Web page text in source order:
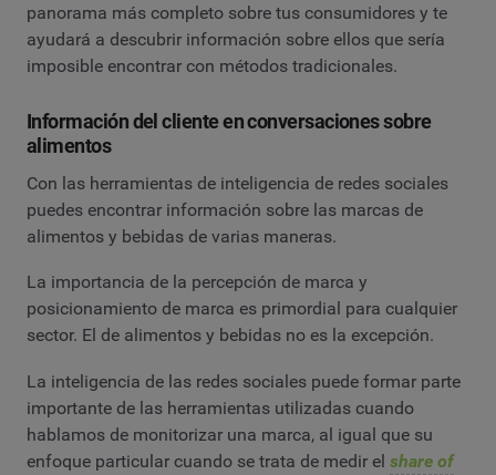
panorama más completo sobre tus consumidores y te
ayudará a descubrir información sobre ellos que sería
imposible encontrar con métodos tradicionales.
Información del cliente en conversaciones sobre
alimentos
Con las herramientas de inteligencia de redes sociales
puedes encontrar información sobre las marcas de
alimentos y bebidas de varias maneras.
La importancia de la percepción de marca y
posicionamiento de marca es primordial para cualquier
sector. El de alimentos y bebidas no es la excepción.
La inteligencia de las redes sociales puede formar parte
importante de las herramientas utilizadas cuando
hablamos de monitorizar una marca, al igual que su
enfoque particular cuando se trata de medir el share of